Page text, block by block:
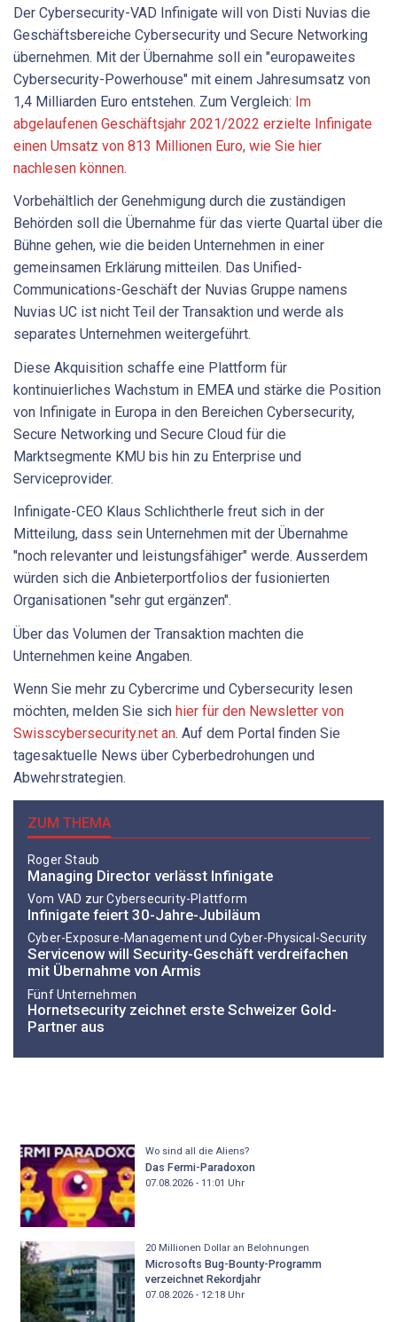
Der Cybersecurity-VAD Infinigate will von Disti Nuvias die
Geschäftsbereiche Cybersecurity und Secure Networking
übernehmen. Mit der Übernahme soll ein "europaweites
Cybersecurity-Powerhouse" mit einem Jahresumsatz von
1,4 Milliarden Euro entstehen. Zum Vergleich: Im
abgelaufenen Geschäftsjahr 2021/2022 erzielte Infinigate
einen Umsatz von 813 Millionen Euro, wie Sie hier
nachlesen können.
Vorbehältlich der Genehmigung durch die zuständigen
Behörden soll die Übernahme für das vierte Quartal über die
Bühne gehen, wie die beiden Unternehmen in einer
gemeinsamen Erklärung mitteilen. Das Unified-
Communications-Geschäft der Nuvias Gruppe namens
Nuvias UC ist nicht Teil der Transaktion und werde als
separates Unternehmen weitergeführt.
Diese Akquisition schaffe eine Plattform für
kontinuierliches Wachstum in EMEA und stärke die Position
von Infinigate in Europa in den Bereichen Cybersecurity,
Secure Networking und Secure Cloud für die
Marktsegmente KMU bis hin zu Enterprise und
Serviceprovider.
Infinigate-CEO Klaus Schlichtherle freut sich in der
Mitteilung, dass sein Unternehmen mit der Übernahme
"noch relevanter und leistungsfähiger" werde. Ausserdem
würden sich die Anbieterportfolios der fusionierten
Organisationen "sehr gut ergänzen".
Über das Volumen der Transaktion machten die
Unternehmen keine Angaben.
Wenn Sie mehr zu Cybercrime und Cybersecurity lesen
möchten, melden Sie sich hier für den Newsletter von
Swisscybersecurity.net an. Auf dem Portal finden Sie
tagesaktuelle News über Cyberbedrohungen und
Abwehrstrategien.
ZUM THEMA
Roger Staub
Managing Director verlässt Infinigate
Vom VAD zur Cybersecurity-Plattform
Infinigate feiert 30-Jahre-Jubiläum
Cyber-Exposure-Management und Cyber-Physical-Security
Servicenow will Security-Geschäft verdreifachen
mit Übernahme von Armis
Fünf Unternehmen
Hornetsecurity zeichnet erste Schweizer Gold-
Partner aus
Wo sind all die Aliens?
Das Fermi-Paradoxon
07.08.2026 - 11:01 Uhr
20 Millionen Dollar an Belohnungen
Microsofts Bug-Bounty-Programm
verzeichnet Rekordjahr
07.08.2026 - 12:18Uhr